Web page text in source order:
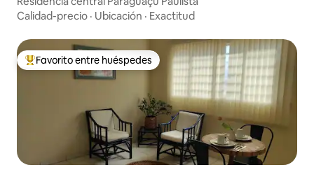
Calidad-precio · Ubicación · Exactitud
Favorito entre huéspedes preferido
Favorito entre huéspedes